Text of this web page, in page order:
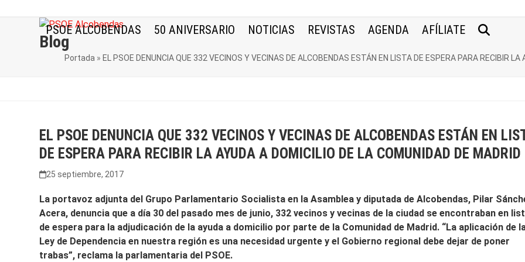
PSOE ALCOBENDAS 50 ANIVERSARIO NOTICIAS REVISTAS AGENDA AFÍLIATE
Blog
Portada » EL PSOE DENUNCIA QUE 332 VECINOS Y VECINAS DE ALCOBENDAS ESTÁN EN LISTA DE ESPERA PARA RECIBIR
EL PSOE DENUNCIA QUE 332 VECINOS Y VECINAS DE ALCOBENDAS ESTÁN EN
DE ESPERA PARA RECIBIR LA AYUDA A DOMICILIO DE LA COMUNIDAD DE MADRID
25 septiembre, 2017
La portavoz adjunta del Grupo Parlamentario Socialista en la Asamblea y diputada de Alcobendas, Pilar
Acera, denuncia que a día 30 del pasado mes de junio, 332 vecinos y vecinas de la ciudad se encontraban en
de espera para la adjudicación de la ayuda a domicilio por parte de la Comunidad de Madrid. “La aplicación de
Ley de Dependencia en nuestra región es una necesidad urgente y el Gobierno regional debe dejar de poner
trabas”, reclama la parlamentaria del PSOE.